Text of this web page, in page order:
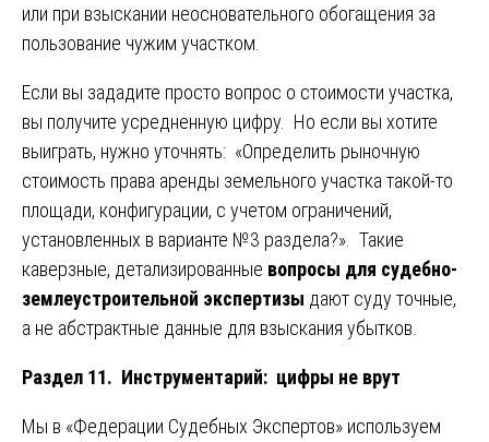
или при взыскании неосновательного обогащения за
пользование чужим участком.
Если вы зададите просто вопрос о стоимости участка,
вы получите усредненную цифру. Но если вы хотите
выиграть, нужно уточнять: «Определить рыночную
стоимость права аренды земельного участка такой-то
площади, конфигурации, с учетом ограничений,
установленных в варианте №3 раздела?». Такие
каверзные, детализированные вопросы для судебно-
землеустроительной экспертизы дают суду точные,
а не абстрактные данные для взыскания убытков.
Раздел 11. Инструментарий: цифры не врут
Мы в «Федерации Судебных Экспертов» используем